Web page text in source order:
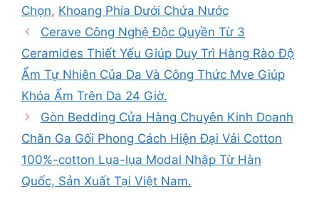
Chọn, Khoang Phía Dưới Chứa Nước
Cerave Công Nghệ Độc Quyền Từ 3
Ceramides Thiết Yếu Giúp Duy Trì Hàng Rào Độ
Ẩm Tự Nhiên Của Da Và Công Thức Mve Giúp
Khóa Ẩm Trên Da 24 Giờ.
Gòn Bedding Cửa Hàng Chuyên Kinh Doanh
Chăn Ga Gối Phong Cách Hiện Đại Vải Cotton
100%-cotton Lụa-lụa Modal Nhập Từ Hàn
Quốc, Sản Xuất Tại Việt Nam.